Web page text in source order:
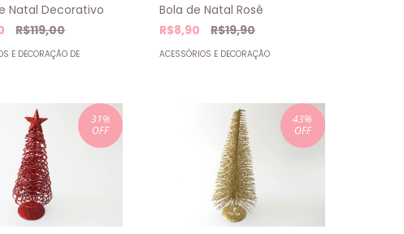
Natal Decorativo
R$119,00
E DECORAÇÃO DE
Bola de Natal Rosê
R$8,90
R$19,90
ACESSÓRIOS E DECORAÇÃO
31%
OFF
43%
OFF